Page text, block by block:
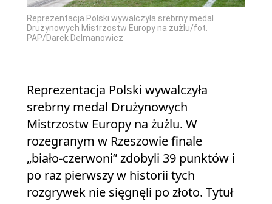
Reprezentacja Polski wywalczyła srebrny medal
Drużynowych Mistrzostw Europy na żużlu/fot.
PAP/Darek Delmanowicz
Reprezentacja Polski wywalczyła
srebrny medal Drużynowych
Mistrzostw Europy na żużlu. W
rozegranym w Rzeszowie finale
„biało‑czerwoni” zdobyli 39 punktów i
po raz pierwszy w historii tych
rozgrywek nie sięgnęli po złoto. Tytuł